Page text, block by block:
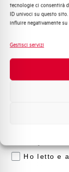
tecnologie ci consentirà
ID univoci su questo
influire negativamente
Gestisci servizi
Adatto al
secondo EN
Temperatura di
Montaggio
Sistema
Voglio
Ho letto e